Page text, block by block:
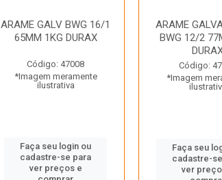
ARAME GALV BWG 16/1
65MM 1KG DURAX
Código: 47008
*Imagem meramente
ilustrativa
Faça seu login ou
cadastre-se para
ver preços e
ARAME
BWG 12/2
Código:
*Imagem
Faça seu
cadastre-
ver